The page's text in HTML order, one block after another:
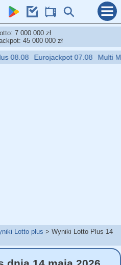
7 000 000 zł
45 000 000 zł
Eurojackpot 07.08 Multi
Lotto plus
Wyniki Lotto Plus 14